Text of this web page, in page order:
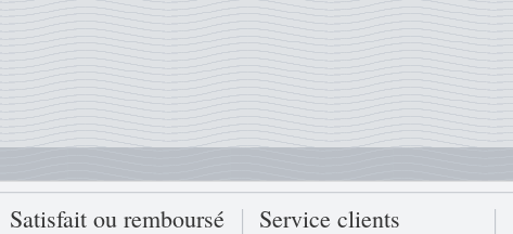
Satisfait ou remboursé
Service clients